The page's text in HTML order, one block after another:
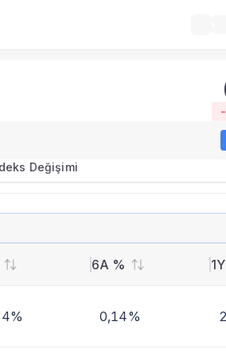
metrikleri listelenir.
benzer fonları
Değişimi
6A %
0,14%